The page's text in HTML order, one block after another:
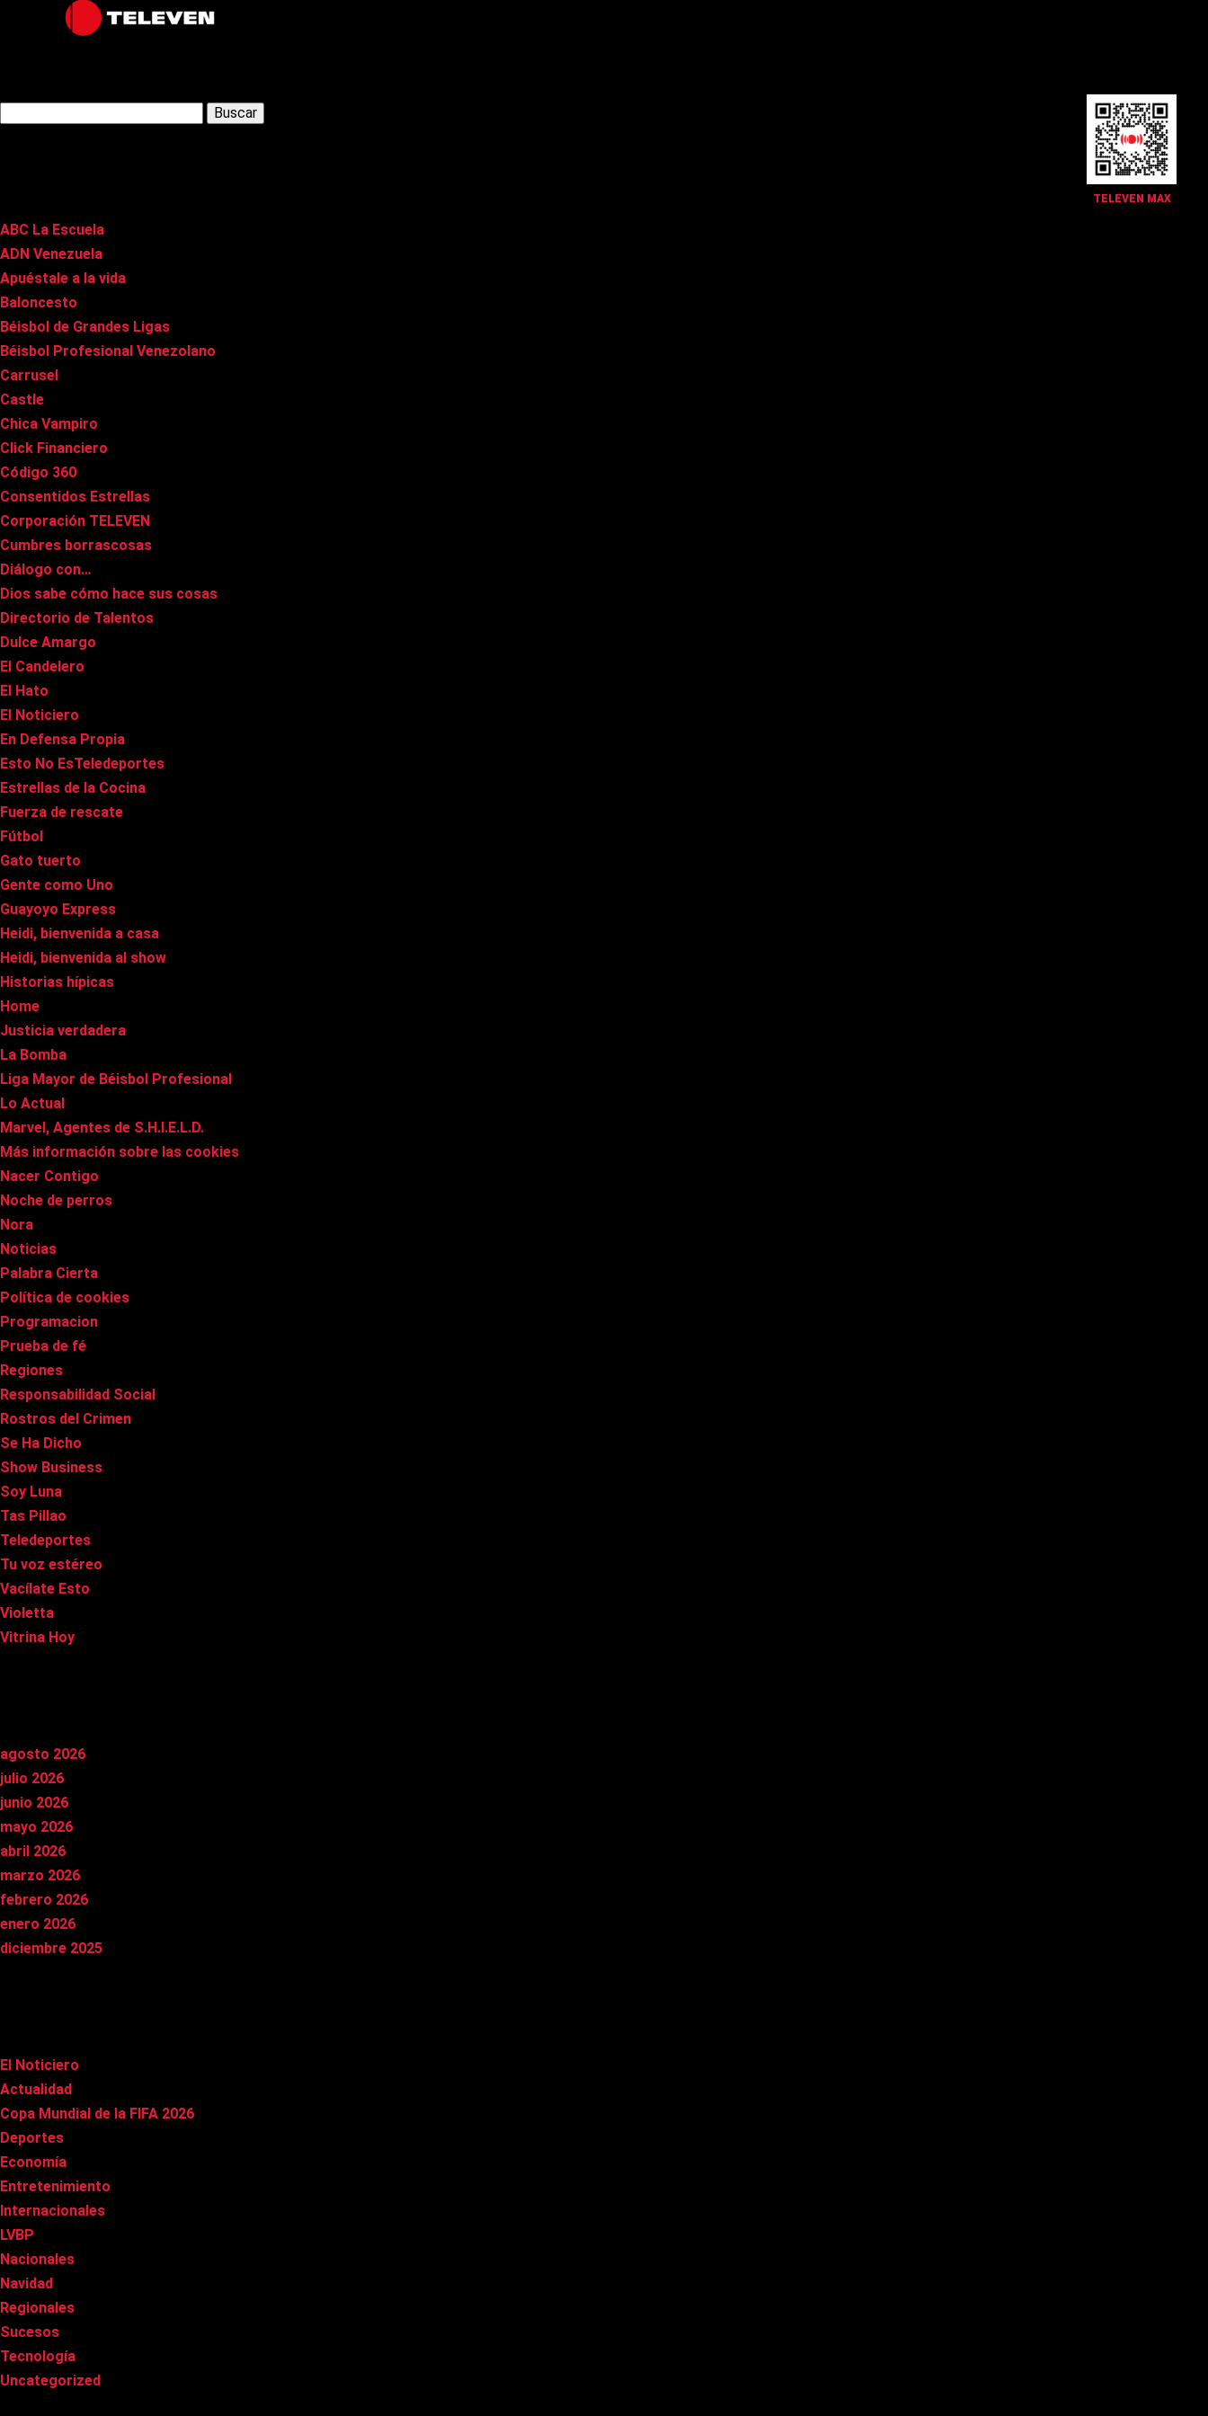
TELEVEN MAX
Latest Posts
ABC La Escuela
ADN Venezuela
Apuéstale a la vida
Baloncesto
Béisbol de Grandes Ligas
Béisbol Profesional Venezolano
Carrusel
Castle
Chica Vampiro
Click Financiero
Código 360
Consentidos Estrellas
Corporación TELEVEN
Cumbres borrascosas
Diálogo con…
Dios sabe cómo hace sus cosas
Directorio de Talentos
Dulce Amargo
El Candelero
El Hato
El Noticiero
En Defensa Propia
Esto No EsTeledeportes
Estrellas de la Cocina
Fuerza de rescate
Fútbol
Gato tuerto
Gente como Uno
Guayoyo Express
Heidi, bienvenida a casa
Heidi, bienvenida al show
Historias hípicas
Home
Justicia verdadera
La Bomba
Liga Mayor de Béisbol Profesional
Lo Actual
Marvel, Agentes de S.H.I.E.L.D.
Más información sobre las cookies
Nacer Contigo
Noche de perros
Nora
Noticias
Palabra Cierta
Política de cookies
Programacion
Prueba de fé
Regiones
Responsabilidad Social
Rostros del Crimen
Se Ha Dicho
Show Business
Soy Luna
Tas Pillao
Teledeportes
Tu voz estéreo
Vacílate Esto
Violetta
Vitrina Hoy
agosto 2026
julio 2026
junio 2026
mayo 2026
abril 2026
marzo 2026
febrero 2026
enero 2026
diciembre 2025
El Noticiero
Actualidad
Copa Mundial de la FIFA 2026
Deportes
Economía
Entretenimiento
Internacionales
LVBP
Nacionales
Navidad
Regionales
Sucesos
Tecnología
Uncategorized